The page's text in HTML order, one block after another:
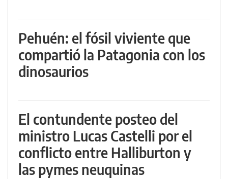
Pehuén: el fósil viviente que
compartió la Patagonia con los
dinosaurios
El contundente posteo del
ministro Lucas Castelli por el
conflicto entre Halliburton y
las pymes neuquinas